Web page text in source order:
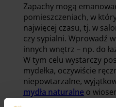
Zapachy mogą
pomieszczeniach, w
najwięcej czasu, tj. w
czy sypialni. Wprowadź
innych wnętrz – np. do
W tym celu wystarczy
mydełka, oczywiście
niepowtarzalne,
mydła naturalne o